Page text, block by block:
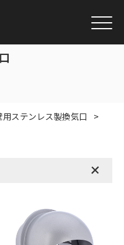
用ステンレス製換気口
+